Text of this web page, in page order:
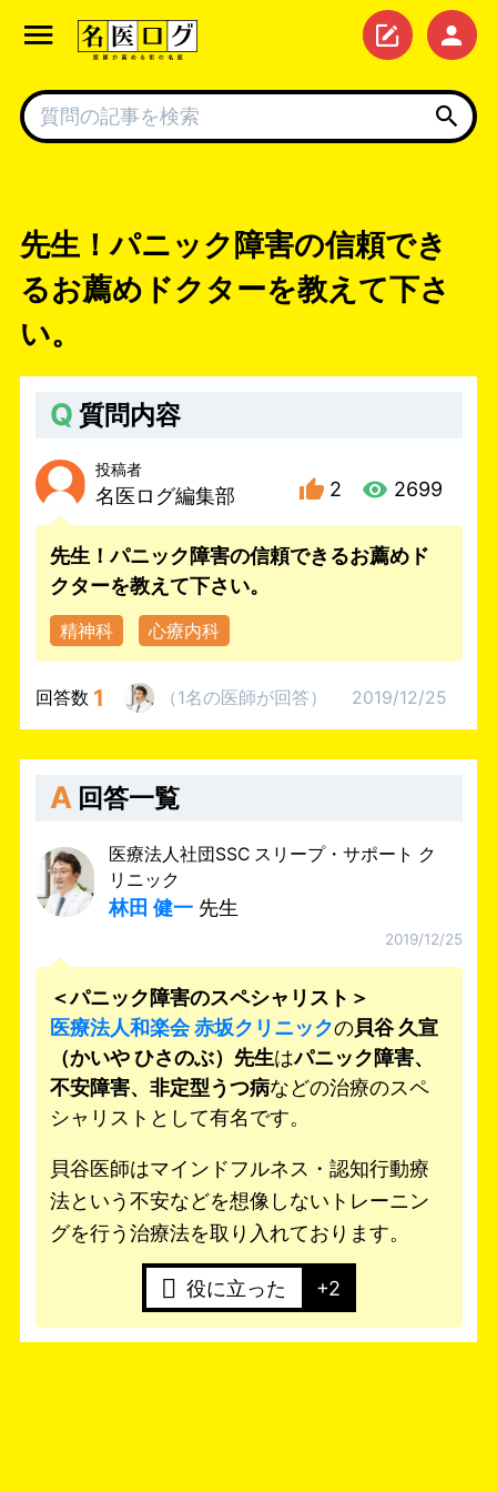
先生！パニック障害の信頼でき
るお薦めドクターを教えて下さ
い。
Q 質問内容
投稿者
名医ログ編集部 2 2699
先生！パニック障害の信頼できるお薦めド
クターを教えて下さい。
精神科 心療内科
回答数 1 （1名の医師が回答） 2019/12/25
A 回答一覧
医療法人社団SSC スリープ・サポート ク
リニック
林田 健一 先生
2019/12/25
＜パニック障害のスペシャリスト＞
医療法人和楽会 赤坂クリニックの貝谷 久宣
（かいや ひさのぶ）先生はパニック障害、
不安障害、非定型うつ病などの治療のスペ
シャリストとして有名です。
貝谷医師はマインドフルネス・認知行動療
法という不安などを想像しないトレーニン
グを行う治療法を取り入れております。
役に立った +2